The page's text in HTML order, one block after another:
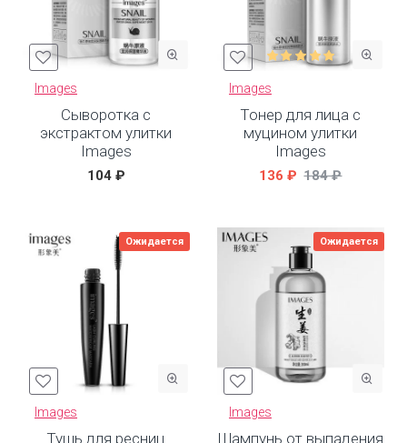
Images
Сыворотка с
экстрактом улитки
Images
104 ₽
Images
Тонер для лица с
муцином улитки
Images
136 ₽ 184 ₽
Ожидается
Images
Тушь для ресниц
Ожидается
Images
Шампунь от выпадения